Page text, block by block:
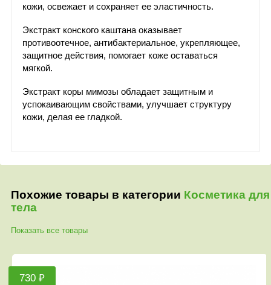
кожи, освежает и сохраняет ее эластичность.
Экстракт конского каштана оказывает
противоотечное, антибактериальное, укрепляющее,
защитное действия, помогает коже оставаться
мягкой.
Экстракт коры мимозы обладает защитным и
успокаивающим свойствами, улучшает структуру
кожи, делая ее гладкой.
Похожие товары в категории Косметика для
тела
Показать все товары
730 ₽